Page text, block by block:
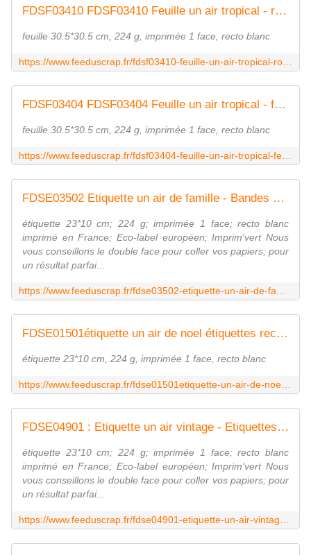
FDSF03410 FDSF03410 Feuille un air tropical - rosaces rose FEE DU SCRAP
feuille 30.5*30.5 cm, 224 g, imprimée 1 face, recto blanc
FDSF03404 FDSF03404 Feuille un air tropical - feuilles vertes FEE DU SCRAP
feuille 30.5*30.5 cm, 224 g, imprimée 1 face, recto blanc
FDSE03502 Etiquette un air de famille - Bandes de mots noirs FEE DU SCRAP
étiquette 23*10 cm; 224 g; imprimée 1 face; recto blanc
imprimé en France; Eco-label européen; Imprim'vert Nous
vous conseillons le double face pour coller vos papiers; pour
un résultat parfai...
FDSE01501étiquette un air de noel étiquettes rectangles FEE DU SCRAP
étiquette 23*10 cm, 224 g, imprimée 1 face, recto blanc
FDSE04901 : Etiquette un air vintage - Etiquettes rectangles FEE DU SCRAP
étiquette 23*10 cm; 224 g; imprimée 1 face; recto blanc
imprimé en France; Eco-label européen; Imprim'vert Nous
vous conseillons le double face pour coller vos papiers; pour
un résultat parfai...